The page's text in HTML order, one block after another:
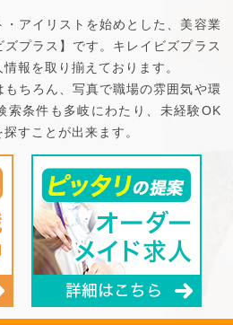
アイリストを始めとした、美容業
プラス】です。キレイビズプラス
報を取り揃えております。
ちろん、写真で職場の雰囲気や環
索条件も多岐にわたり、未経験OK
すことが出来ます。